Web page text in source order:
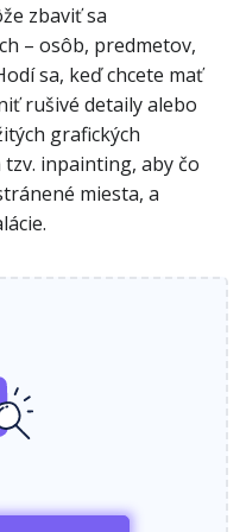
zbaviť sa
– osôb, predmetov,
sa, keď chcete mať
rušivé detaily alebo
grafických
inpainting, aby čo
miesta, a